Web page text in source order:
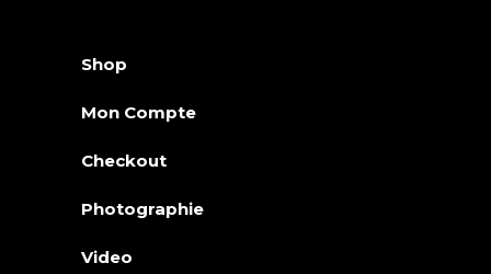
Shop
Mon Compte
Checkout
Photographie
Video